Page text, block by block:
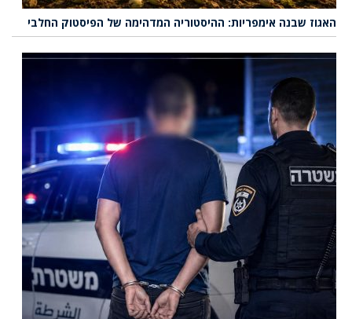
האגוז שבנה אימפריות: ההיסטוריה המדהימה של הפיסטוק החלבי